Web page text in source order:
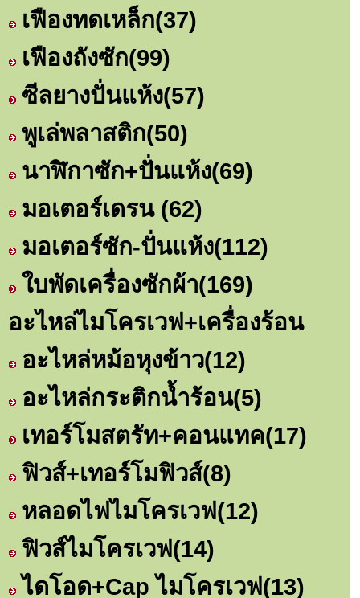
เฟืองทดเหล็ก(37)
เฟืองถังซัก(99)
ซีลยางปั่นแห้ง(57)
พูเล่พลาสติก(50)
นาฬิกาซัก+ปั่นแห้ง(69)
มอเตอร์เดรน (62)
มอเตอร์ซัก-ปั่นแห้ง(112)
ใบพัดเครื่องซักผ้า(169)
อะไหล่ไมโครเวฟ+เครื่องร้อน
อะไหล่หม้อหุงข้าว(12)
อะไหล่กระติกน้ำร้อน(5)
เทอร์โมสตรัท+คอนแทค(17)
ฟิวส์+เทอร์โมฟิวส์(8)
หลอดไฟไมโครเวฟ(12)
ฟิวส์ไมโครเวฟ(14)
ไดโอด+Cap ไมโครเวฟ(13)